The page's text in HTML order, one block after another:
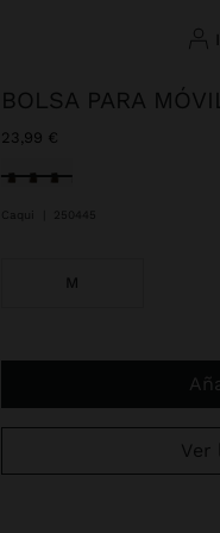
BOLSA PARA
23,99 €
Seleccionado
250445
M